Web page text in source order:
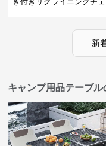
新
キャンプ用品テーブ